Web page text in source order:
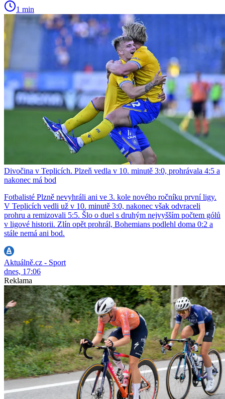
1 min
Divočina v Teplicích. Plzeň vedla v 10. minutě 3:0, prohrávala 4:5 a
nakonec má bod
Fotbalisté Plzně nevyhráli ani ve 3. kole nového ročníku první ligy.
V Teplicích vedli už v 10. minutě 3:0, nakonec však odvraceli
prohru a remizovali 5:5. Šlo o duel s druhým nejvyšším počtem gólů
v ligové historii. Zlín opět prohrál, Bohemians podlehl doma 0:2 a
stále nemá ani bod.
Aktuálně.cz - Sport
dnes, 17:06
Reklama